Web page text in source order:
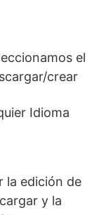
el
crear
la edición de
y la